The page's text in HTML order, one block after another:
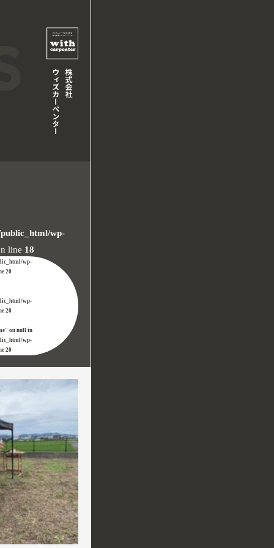
wp-
line 18
wp-
20
wp-
20
on null in
wp-
20